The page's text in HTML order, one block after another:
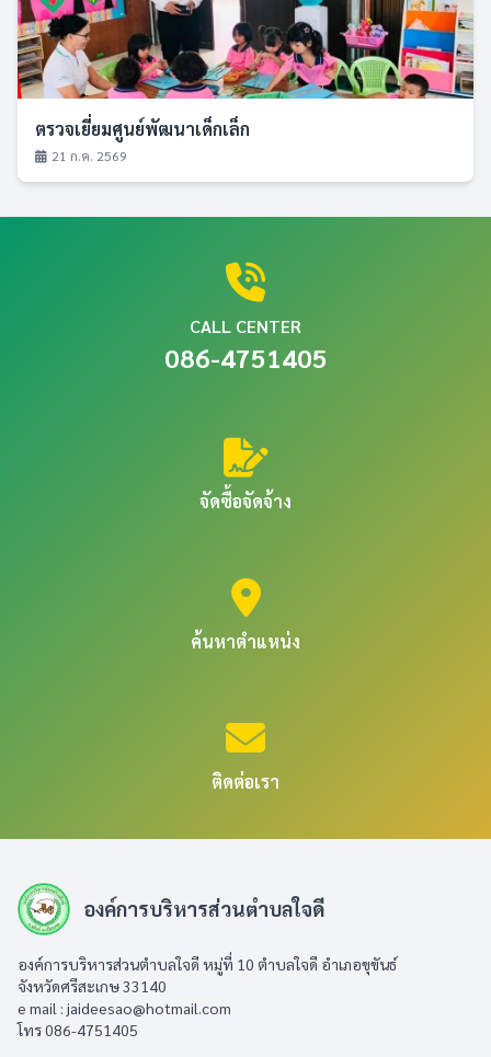
ตรวจเยี่ยมศูนย์พัฒนาเด็กเล็ก
21 ก.ค. 2569
CALL CENTER
086-4751405
จัดซื้อจัดจ้าง
ค้นหาตำแหน่ง
ติดต่อเรา
องค์การบริหารส่วนตำบลใจดี
องค์การบริหารส่วนตำบลใจดี หมู่ที่ 10 ตำบลใจดี อำเภอขุขันธ์
จังหวัดศรีสะเกษ 33140
e mail : jaideesao@hotmail.com
โทร 086-4751405